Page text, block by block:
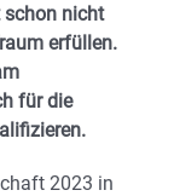
schon nicht
erfüllen.
für die
2023 in